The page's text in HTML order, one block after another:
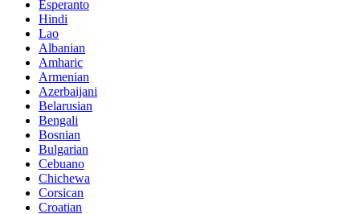
Esperanto
Hindi
Lao
Albanian
Amharic
Armenian
Azerbaijani
Belarusian
Bengali
Bosnian
Bulgarian
Cebuano
Chichewa
Corsican
Croatian